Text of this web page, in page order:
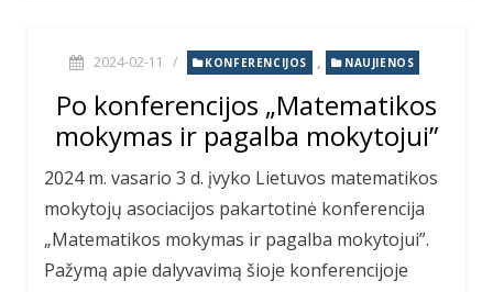
2024-02-11 / KONFERENCIJOS , NAUJIENOS
Po konferencijos „Matematikos
mokymas ir pagalba mokytojui”
2024 m. vasario 3 d. įvyko Lietuvos matematikos
mokytojų asociacijos pakartotinė konferencija
„Matematikos mokymas ir pagalba mokytojui”.
Pažymą apie dalyvavimą šioje konferencijoje